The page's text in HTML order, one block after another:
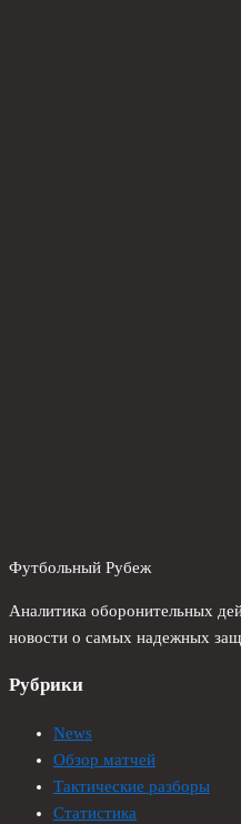
Футбольный Рубеж
Аналитика оборонительных
новости о самых надежных
Рубрики
News
Обзор матчей
Тактические разборы
Статистика